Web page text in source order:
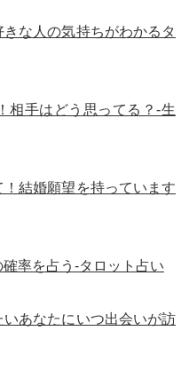
な人の気持ちがわかるタ
相手はどう思ってる？-生
結婚願望を持っています
率を占う-タロット占い
いあなたにいつ出会いが訪